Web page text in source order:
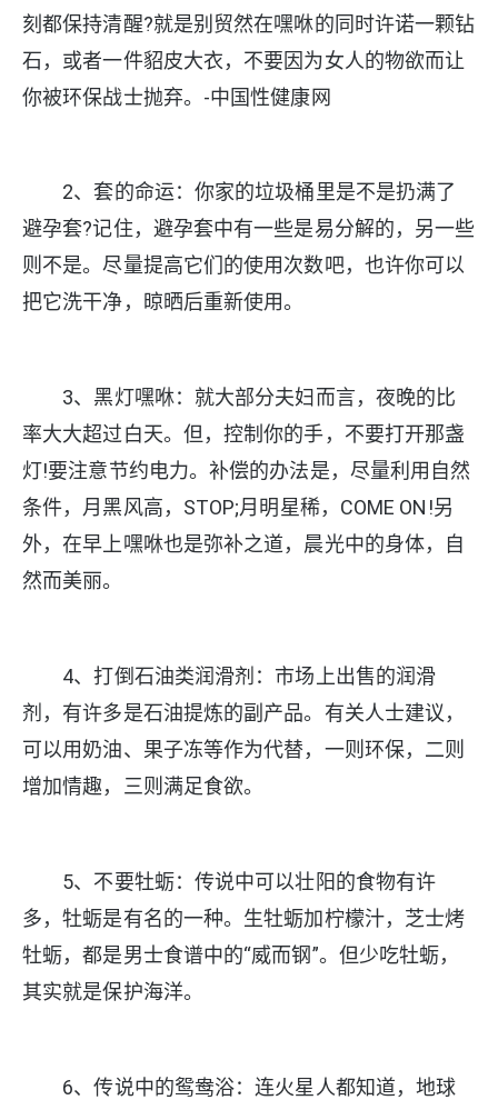
刻都保持清醒?就是别贸然在嘿咻的同时许诺一颗钻
石，或者一件貂皮大衣，不要因为女人的物欲而让
你被环保战士抛弃。-中国性健康网
2、套的命运：你家的垃圾桶里是不是扔满了
避孕套?记住，避孕套中有一些是易分解的，另一些
则不是。尽量提高它们的使用次数吧，也许你可以
把它洗干净，晾晒后重新使用。
3、黑灯嘿咻：就大部分夫妇而言，夜晚的比
率大大超过白天。但，控制你的手，不要打开那盏
灯!要注意节约电力。补偿的办法是，尽量利用自然
条件，月黑风高，STOP;月明星稀，COME ON!另
外，在早上嘿咻也是弥补之道，晨光中的身体，自
然而美丽。
4、打倒石油类润滑剂：市场上出售的润滑
剂，有许多是石油提炼的副产品。有关人士建议，
可以用奶油、果子冻等作为代替，一则环保，二则
增加情趣，三则满足食欲。
5、不要牡蛎：传说中可以壮阳的食物有许
多，牡蛎是有名的一种。生牡蛎加柠檬汁，芝士烤
牡蛎，都是男士食谱中的“威而钢”。但少吃牡蛎，
其实就是保护海洋。
6、传说中的鸳鸯浴：连火星人都知道，地球